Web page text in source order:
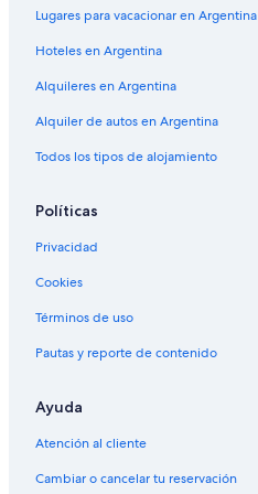
Moteles en Laguna Beach
Cabañas en Missouri
Posadas en Siesta Key
Moteles en Siesta Key
Moteles en Homestead
Villas en Greensboro
Villas en Maryland
Casas de campo en Cayuga
Apartamentos en Siesta Key
Resorts en Lago Tahoe
Apart-Hoteles en Siesta Key
Hostels en Maryland
Lugares para vacacionar en Argentina
Hoteles en Argentina
Alquileres en Argentina
Alquiler de autos en Argentina
Todos los tipos de alojamiento
Políticas
Privacidad
Cookies
Términos de uso
Pautas y reporte de contenido
Ayuda
Atención al cliente
Cambiar o cancelar tu reservación